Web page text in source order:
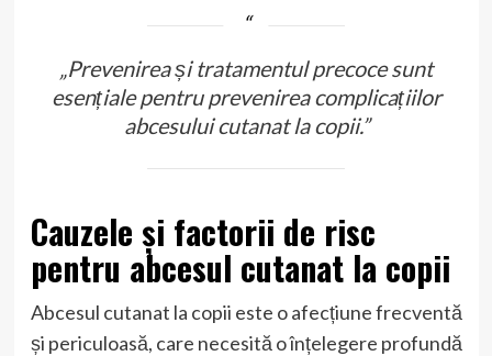
„Prevenirea și tratamentul precoce sunt
esențiale pentru prevenirea complicațiilor
abcesului cutanat la copii.”
Cauzele și factorii de risc
pentru abcesul cutanat la copii
Abcesul cutanat la copii este o afecțiune frecventă
și periculoasă, care necesită o înțelegere profundă